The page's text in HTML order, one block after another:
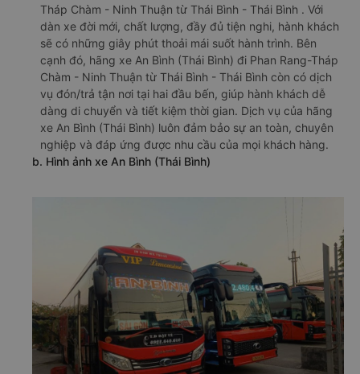
Tháp Chàm - Ninh Thuận từ Thái Bình - Thái Bình . Với
dàn xe đời mới, chất lượng, đầy đủ tiện nghi, hành khách
sẽ có những giây phút thoải mái suốt hành trình. Bên
cạnh đó, hãng xe An Bình (Thái Bình) đi Phan Rang-Tháp
Chàm - Ninh Thuận từ Thái Bình - Thái Bình còn có dịch
vụ đón/trả tận nơi tại hai đầu bến, giúp hành khách dễ
dàng di chuyển và tiết kiệm thời gian. Dịch vụ của hãng
xe An Bình (Thái Bình) luôn đảm bảo sự an toàn, chuyên
nghiệp và đáp ứng được nhu cầu của mọi khách hàng.
b. Hình ảnh xe An Bình (Thái Bình)